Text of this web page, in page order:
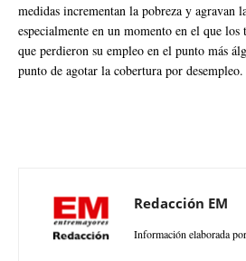
medidas incrementan la pobreza y agravan
especialmente en un momento en el que los
que perdieron su empleo en el punto más
punto de agotar la cobertura por desempleo.
Redacción EM
Información elaborada